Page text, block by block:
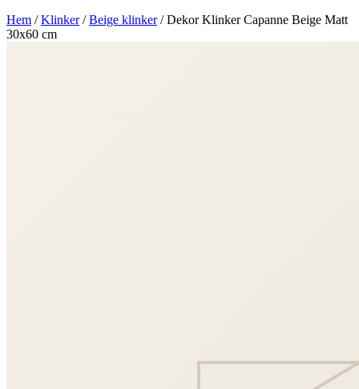
Hem /Klinker/Beige klinker/Dekor Klinker Capanne Beige Matt
30x60 cm